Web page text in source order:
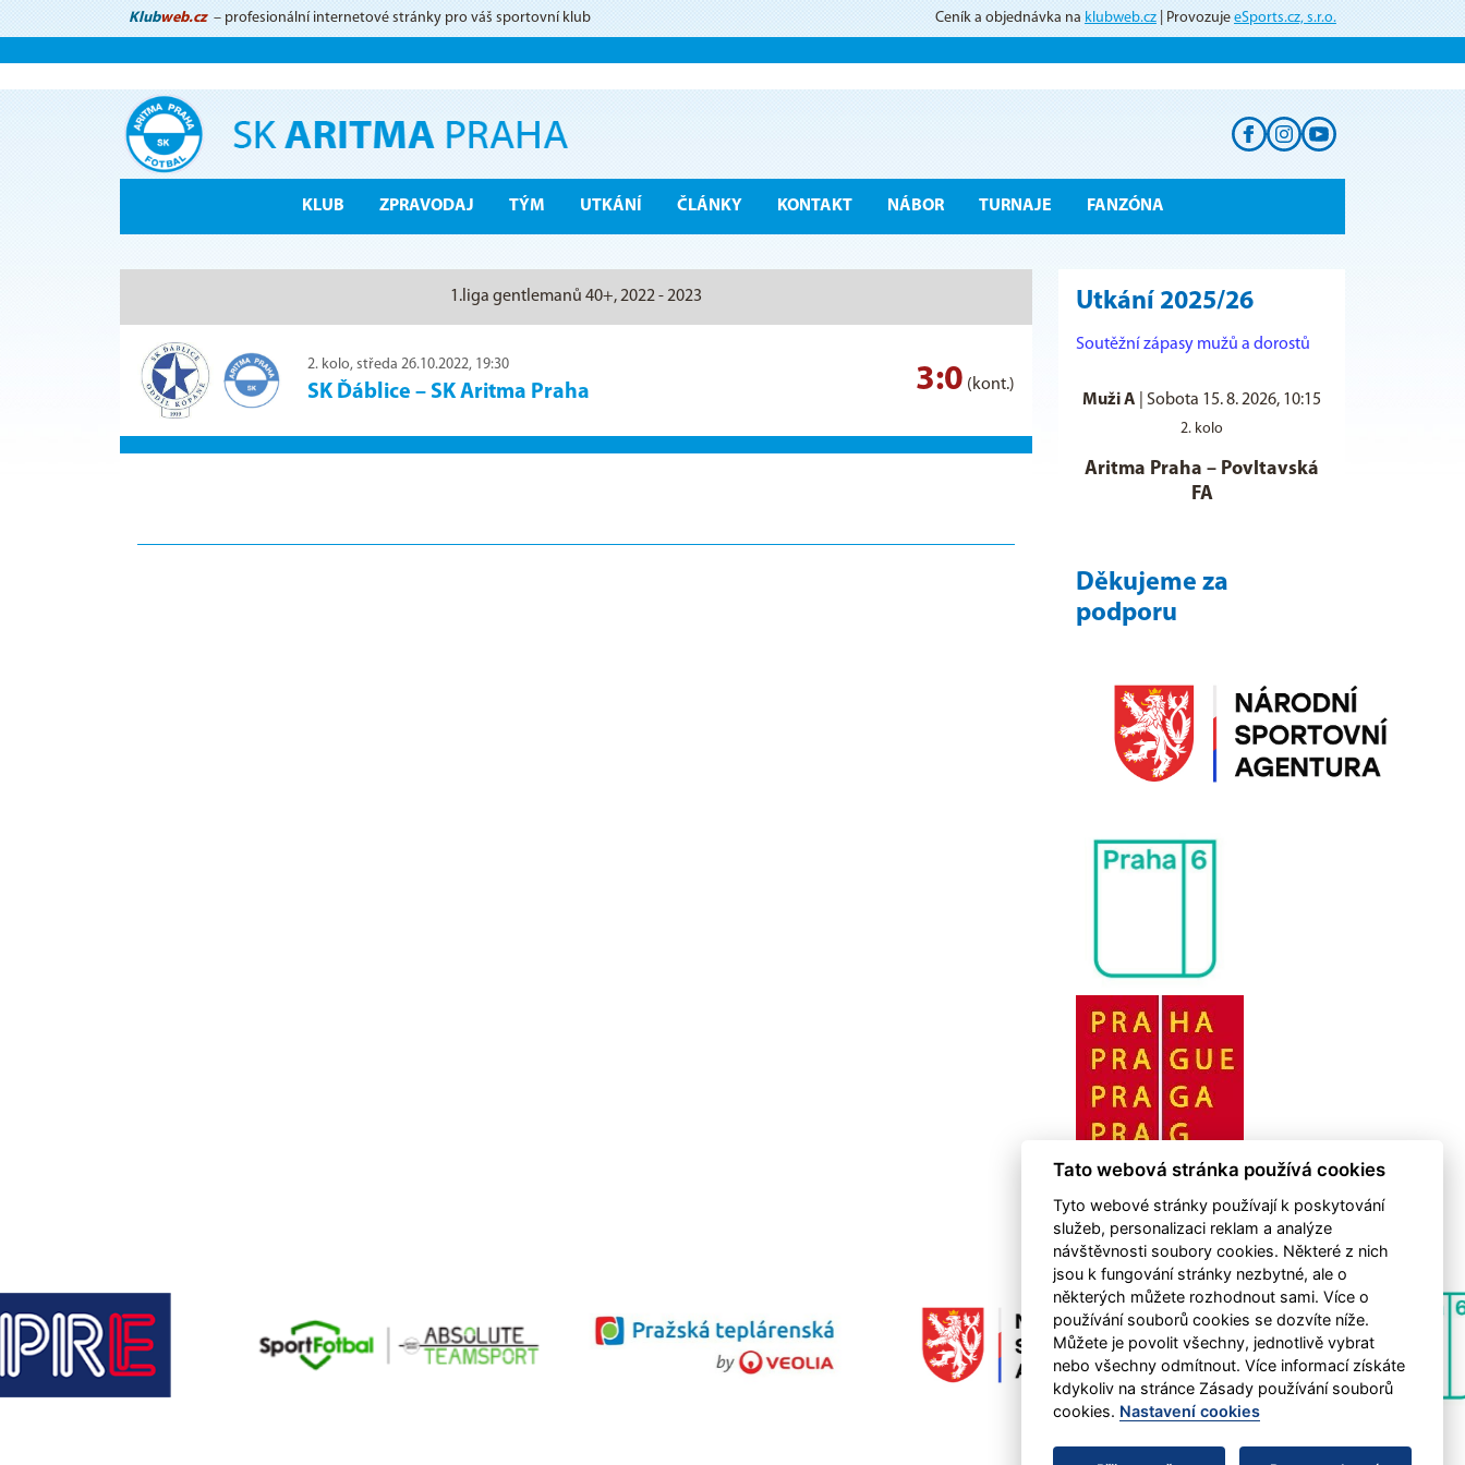
Klubweb.cz – profesionální internetové stránky pro váš sportovní klub Ceník a objednávka na klubweb.cz | Provozuje eSports.cz, s.r.o.
KLUB ZPRAVODAJ TÝM UTKÁNÍ ČLÁNKY KONTAKT NÁBOR TURNAJE FANZÓNA
1.liga gentlemanů 40+, 2022 - 2023
2. kolo, středa 26.10.2022, 19:30
SK Ďáblice – SK Aritma Praha 3:0 (kont.)
Utkání 2025/26
Soutěžní zápasy mužů a dorostů
Muži A Sobota 15. 8. 2026, 10:15
2. kolo
Aritma Praha – Povltavská
FA
Děkujeme za
podporu
Tato webová stránka používá cookies
Tyto webové stránky používají k poskytování
služeb, personalizaci reklam a analýze
návštěvnosti soubory cookies. Některé z nich
jsou k fungování stránky nezbytné, ale o
některých můžete rozhodnout sami. Více o
používání souborů cookies se dozvíte níže.
Můžete je povolit všechny, jednotlivě vybrat
nebo všechny odmítnout. Více informací získáte
kdykoliv na stránce Zásady používání souborů
cookies. Nastavení cookies